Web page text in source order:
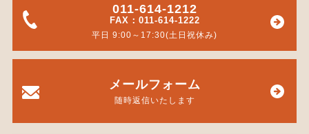
011-614-1212
FAX：011-614-1222
平日 9:00～17:30(土日祝休み)
メールフォーム
随時返信いたします